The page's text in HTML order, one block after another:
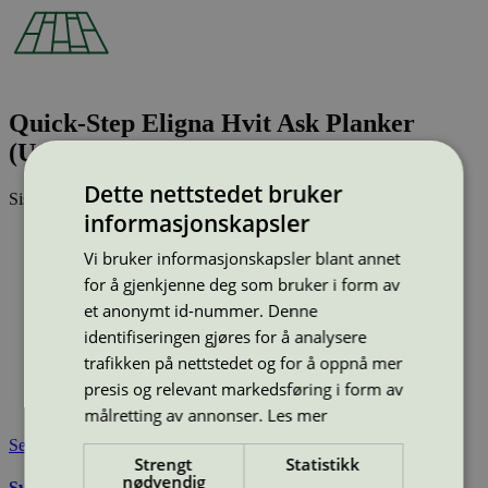
Quick-Step Eligna Hvit Ask Planker
(U1184)
Sist oppdatert24 feb 2026
Type: Laminatgulv
Lisensnummer: 3029 0001
Miljømerke: Svanemerket
Merkevare: Quick-Step
Merkevare nettside:
https://www.quick-step.no/nb-no/
Lisensinnehaver: Unilin BV, division Flooring
Lisensinnehaver nettside: http://www.unilin.com
Tilgjengelig i: Norge, Sverige, Finland, Danmark, Utenfor
Norden
Se også
Dette nettstedet bruker
informasjonskapsler
Vi bruker informasjonskapsler blant annet
for å gjenkjenne deg som bruker i form av
et anonymt id-nummer. Denne
identifiseringen gjøres for å analysere
trafikken på nettstedet og for å oppnå mer
presis og relevant markedsføring i form av
målretting av annonser. Les mer
Strengt
nødvendig
Statistikk